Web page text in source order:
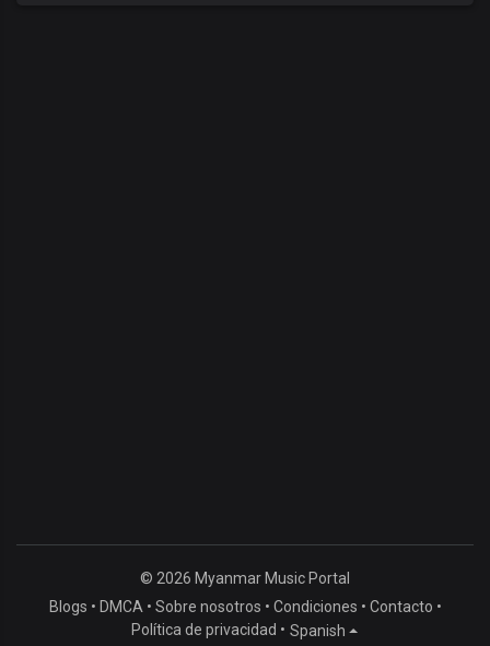
© 2026 Myanmar Music Portal
Blogs • DMCA • Sobre nosotros • Condiciones • Contacto •
Política de privacidad • Spanish